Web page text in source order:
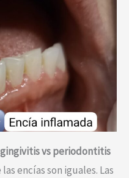
vs periodontitis
encías son iguales. Las